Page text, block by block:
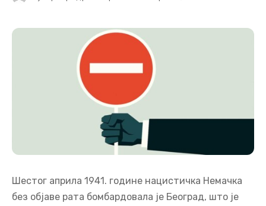
Шестог априла 1941. године нацистичка Немачка
без објаве рата бомбардовала је Београд, што је